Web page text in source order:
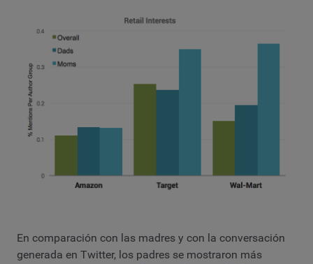
En comparación con las madres y con la conversación
generada en Twitter, los padres se mostraron más